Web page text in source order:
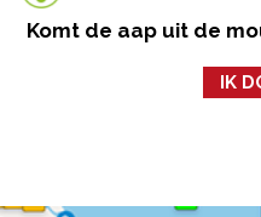
Komt de aap uit de
IK